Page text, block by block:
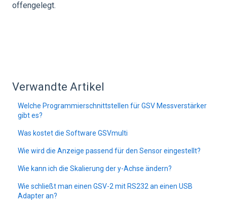
offengelegt.
Verwandte Artikel
Welche Programmierschnittstellen für GSV Messverstärker
gibt es?
Was kostet die Software GSVmulti
Wie wird die Anzeige passend für den Sensor eingestellt?
Wie kann ich die Skalierung der y-Achse ändern?
Wie schließt man einen GSV-2 mit RS232 an einen USB
Adapter an?